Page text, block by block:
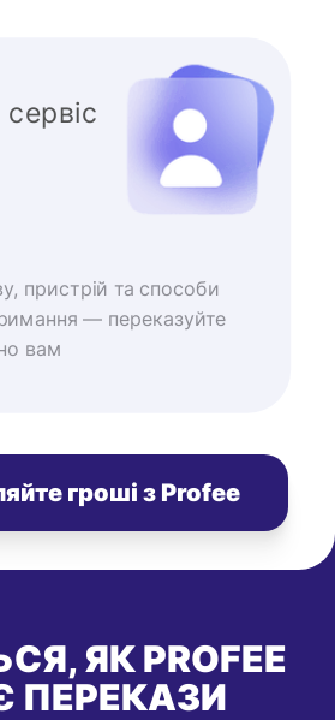
пристрій та способи
— переказуйте
вам
гроші з Profee
ЯК PROFEE
ПЕРЕКАЗИ